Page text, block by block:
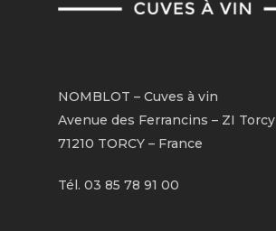
NOMBLOT – Cuves à vin
Avenue des Ferrancins – ZI Torcy
71210 TORCY – France
Tél. 03 85 78 91 00